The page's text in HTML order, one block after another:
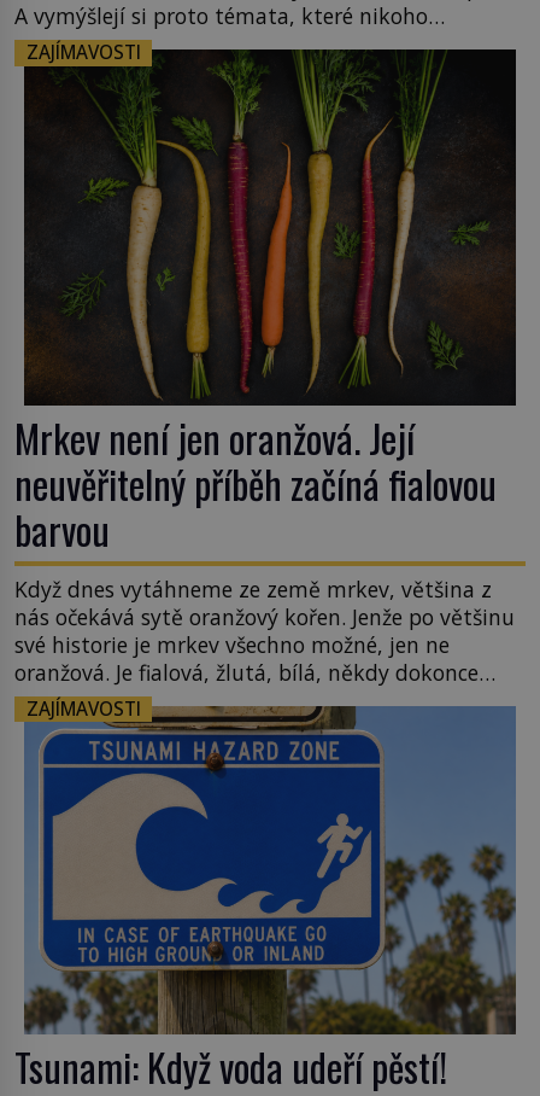
A vymýšlejí si proto témata, které nikoho
nezajímají. Proč je však ona letní doba spojovaná
zrovna s okurkami? Okurkovou sezónu známe už
od poloviny 19. století, ovšem jako Češi […]
ZAJÍMAVOSTI
Mrkev není jen oranžová. Její
neuvěřitelný příběh začíná fialovou
barvou
Když dnes vytáhneme ze země mrkev, většina z
nás očekává sytě oranžový kořen. Jenže po většinu
své historie je mrkev všechno možné, jen ne
oranžová. Je fialová, žlutá, bílá, někdy dokonce
téměř černá. Až díky stovkám let pečlivého
šlechtění se z ní stává zelenina, bez které si českou
zahradu ani nedokážeme představit. Její příběh je
ZAJÍMAVOSTI
Tsunami: Když voda udeří pěstí!